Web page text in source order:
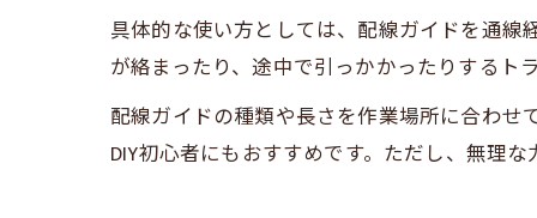
具体的な使い方としては、配線ガイドを通線
が絡まったり、途中で引っかかったりするト
配線ガイドの種類や長さを作業場所に合わせ
DIY初心者にもおすすめです。ただし、無理